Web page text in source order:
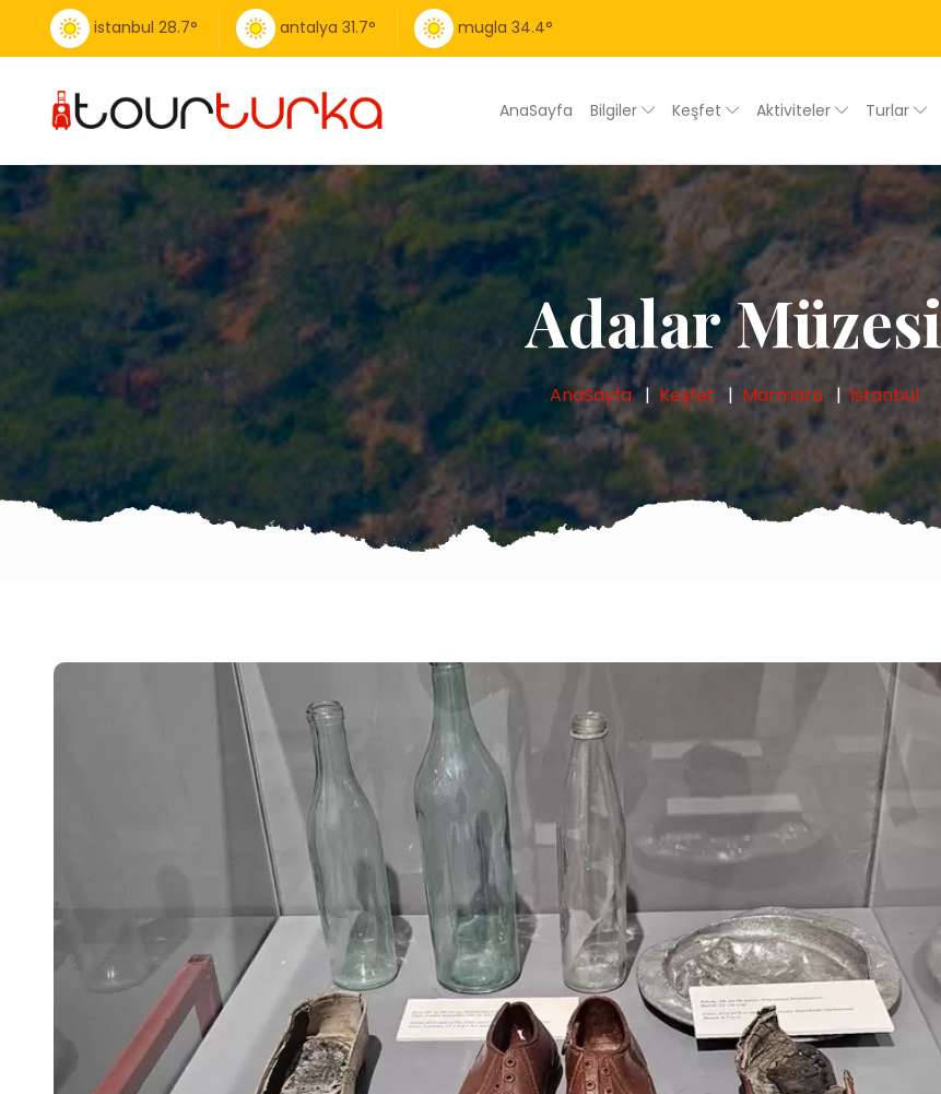
istanbul 28.7° antalya 31.7° mugla 34.4°
AnaSayfa Bilgiler Keşfet Aktiviteler Turlar
Adalar Müzesi
AnaSayfa Keşfet Marmara İstanbul